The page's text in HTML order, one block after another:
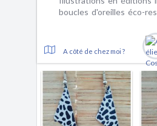
boucles d'oreilles éco-
A côté de chez moi ?